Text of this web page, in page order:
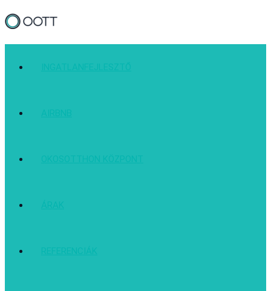
INGATLANFEJLESZTŐ
AIRBNB
OKOSOTTHON KÖZPONT
ÁRAK
REFERENCIÁK